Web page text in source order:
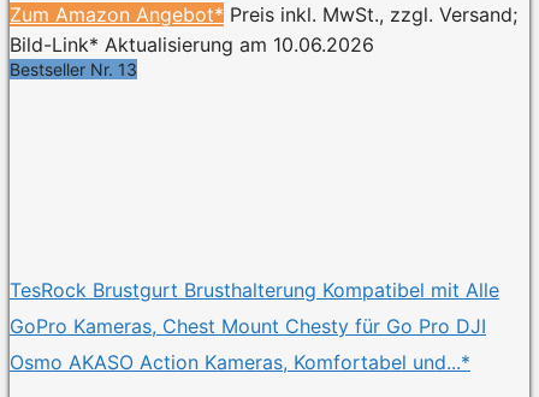
Zum Amazon Angebot* Preis inkl. MwSt., zzgl. Versand;
Bild-Link* Aktualisierung am 10.06.2026
Bestseller Nr. 13
TesRock Brustgurt Brusthalterung Kompatibel mit Alle
GoPro Kameras, Chest Mount Chesty für Go Pro DJI
Osmo AKASO Action Kameras, Komfortabel und...*